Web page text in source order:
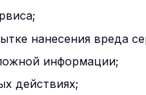
нанесения вреда
информации;
действиях;